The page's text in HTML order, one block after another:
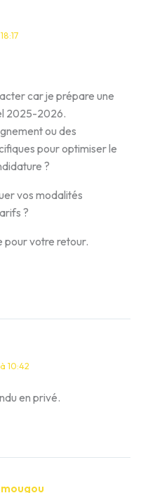
car je prépare une
2025-2026.
ou des
pour optimiser le
?
vos modalités
?
pour votre retour.
10:42
en privé.